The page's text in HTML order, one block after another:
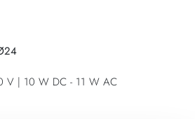
V | 10 W DC - 11 W AC